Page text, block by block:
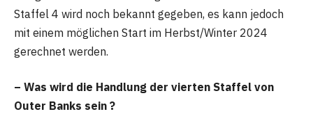
Staffel 4 wird noch bekannt gegeben, es kann jedoch
mit einem möglichen Start im Herbst/Winter 2024
gerechnet werden.
– Was wird die Handlung der vierten Staffel von
Outer Banks sein ?